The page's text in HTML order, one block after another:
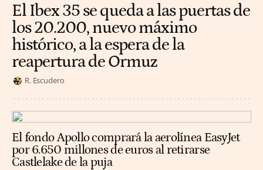
El Ibex 35 se queda a las puertas de
los 20.200, nuevo máximo
histórico, a la espera de la
reapertura de Ormuz
R. Escudero
El fondo Apollo comprará la aerolínea EasyJet
por 6.650 millones de euros al retirarse
Castlelake de la puja